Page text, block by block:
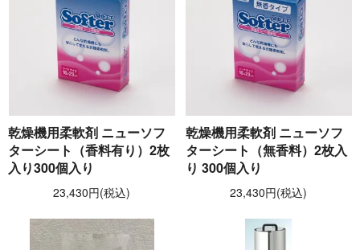
乾燥機用柔軟剤 ニューソフ
ターシート（香料有り）2枚
入り300個入り
23,430円(税込)
乾燥機用柔軟剤 ニューソフ
ターシート（無香料）2枚入
り 300個入り
23,430円(税込)